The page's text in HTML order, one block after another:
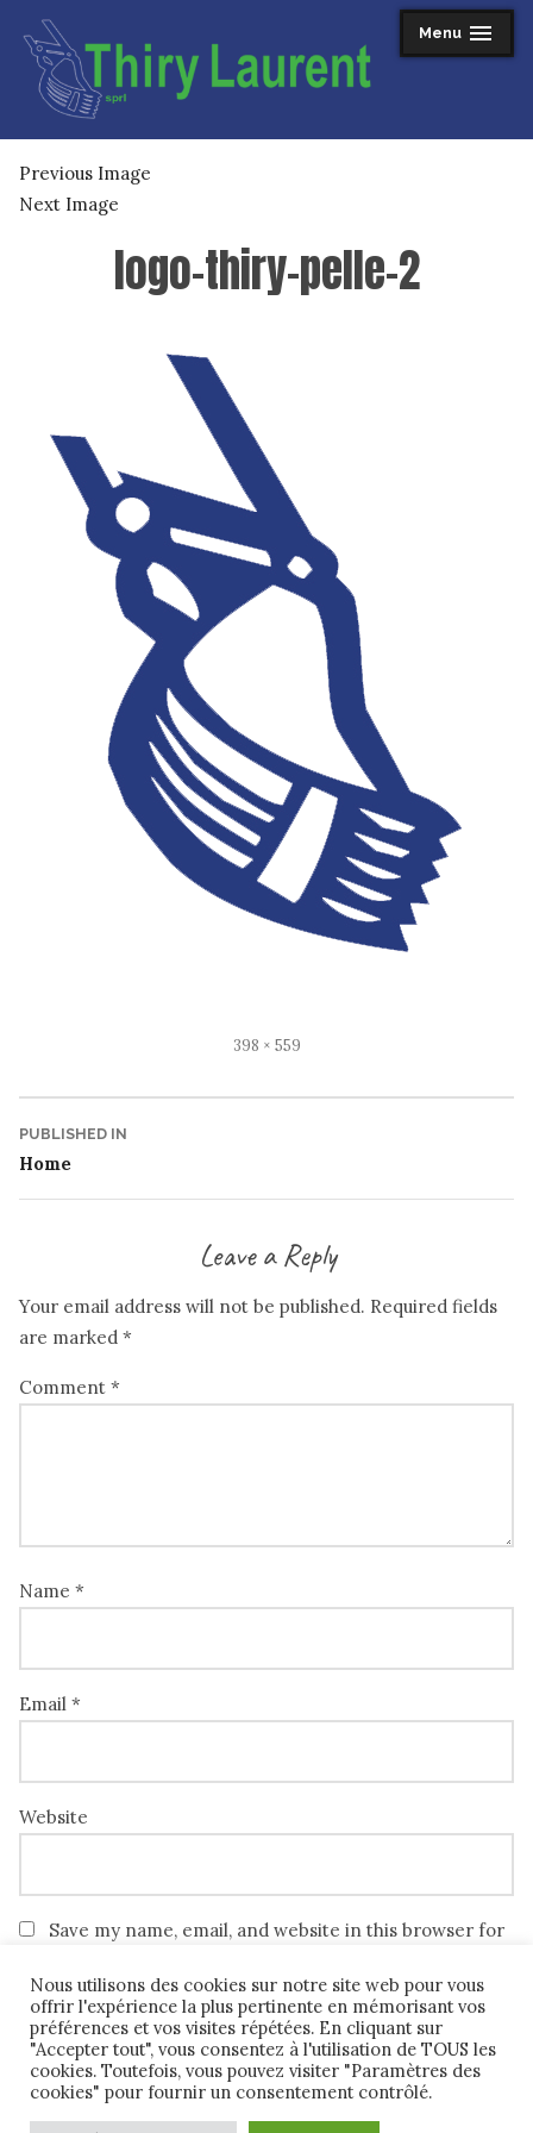
content
Menu
expanded
collapsed
Previous Image
Next Image
logo-thiry-pelle-2
Full
398 × 559
Post
navigation
PUBLISHED IN
Home
Leave a Reply
Your email address will not be published. Required fields
are marked *
Comment *
Name *
Email *
Website
Save my name, email, and website in this browser for
Vie privée et RGPD
Nous utilisons des cookies sur notre site web pour vous
offrir l'expérience la plus pertinente en mémorisant vos
préférences et vos visites répétées. En cliquant sur
"Accepter tout", vous consentez à l'utilisation de TOUS les
cookies. Toutefois, vous pouvez visiter "Paramètres des
cookies" pour fournir un consentement contrôlé.